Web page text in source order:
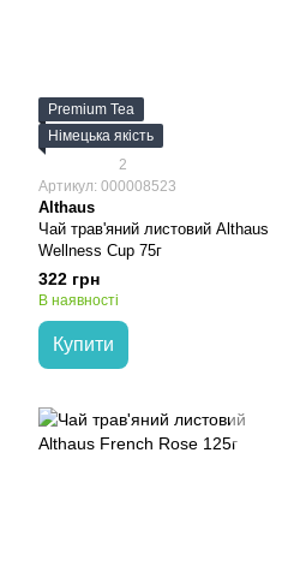
Premium Tea
Німецька якість
2
Артикул: 000008523
Althaus
Чай трав'яний листовий Althaus
Wellness Cup 75г
322 грн
В наявності
Купити